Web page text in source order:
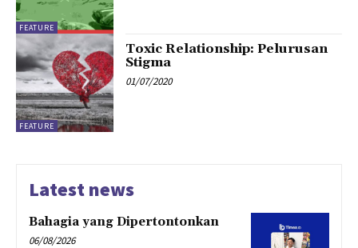
FEATURE
FEATURE
Toxic Relationship: Pelurusan
Stigma
01/07/2020
Latest news
Bahagia yang Dipertontonkan
06/08/2026